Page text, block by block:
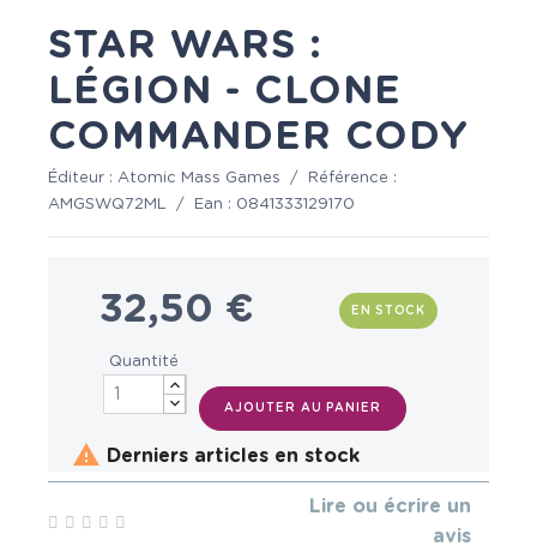
STAR WARS :
LÉGION - CLONE
COMMANDER CODY
Éditeur : Atomic Mass Games /
Référence :
AMGSWQ72ML
/ Ean : 0841333129170
32,50 € EN STOCK
Quantité
AJOUTER AU PANIER
 Derniers articles en stock
Lire ou écrire un
avis